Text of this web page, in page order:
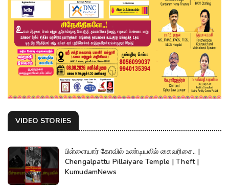
VIDEO STORIES
பிள்ளையார் கோவில் உண்டியலில் கைவரிசை.. |
Chengalpattu Pillaiyare Temple | Theft |
KumudamNews